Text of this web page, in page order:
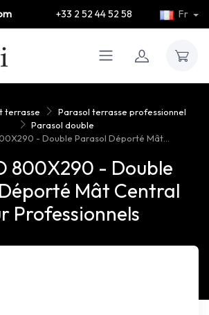
+33 2 52 44 52 58 Fr
terrasse
Parasol terrasse professionnel
Parasol double
- Double Parasol Déporté Mât...
800X290 - Double
Mât Central
Professionnels